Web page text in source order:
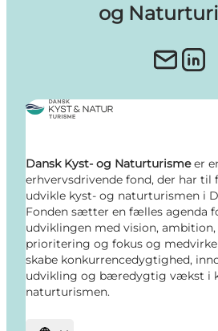
og
Dansk Kyst- og Naturturismeer
erhvervsdrivende fond, der har til
udvikle kyst- og naturturismen i
Fonden sætter en fælles agenda
udviklingen med vision,
prioritering og fokus og
skabe konkurrencedygtighed,
udvikling og bæredygtig vækst i
naturturismen.